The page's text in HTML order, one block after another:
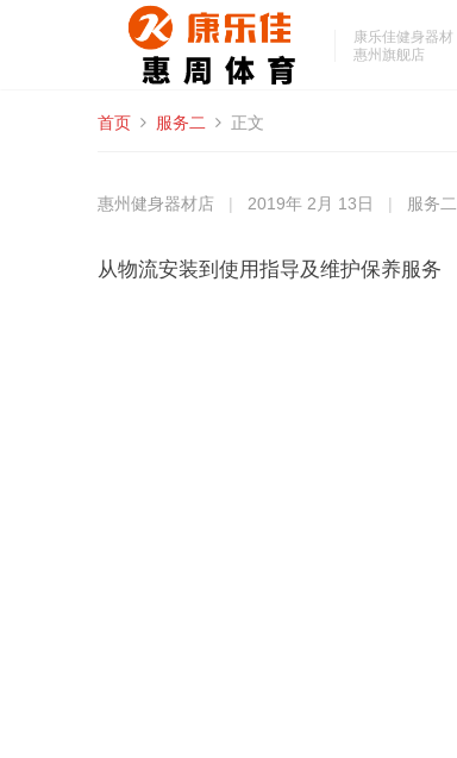
康乐佳健身器材
惠州旗舰店
首页 服务二 正文
惠州健身器材店 2019年 2月 13日 服务二
从物流安装到使用指导及维护保养服务